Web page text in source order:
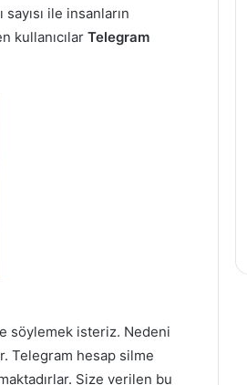
ile insanların
kullanıcılar Telegram
söylemek isteriz. Nedeni
Telegram hesap silme
Size verilen bu